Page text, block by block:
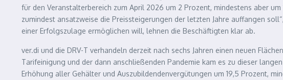
für den Veranstalterbereich zum April 2026 um 2 Prozent, mindestens aber
zumindest ansatzweise die Preissteigerungen der letzten Jahre auffangen
einer Erfolgszulage ermöglichen will, lehnen die Beschäftigten klar ab.
ver.di und die DRV-T verhandeln derzeit nach sechs Jahren einen neuen
Tarifeinigung und der dann anschließenden Pandemie kam es zu dieser
Erhöhung aller Gehälter und Auszubildendenvergütungen um 19,5 Prozent,